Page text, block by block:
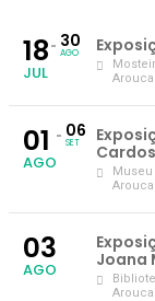
18
JUL
30
AGO
Arouca
01
AGO
06
SET
Arouca
03
AGO
Joana
Arouca